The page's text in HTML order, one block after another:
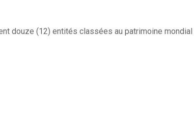
douze (12) entités classées au patrimoine mondial